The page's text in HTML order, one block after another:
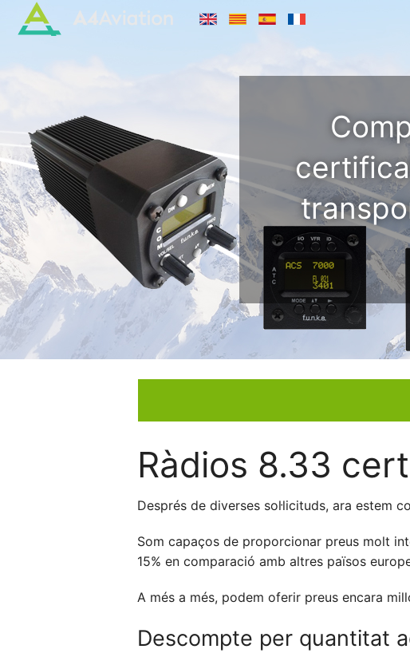
Ràdios 8.33
Després de diverses sol·licituds, ara estem
Som capaços de proporcionar preus molt
15% en comparació amb altres països
A més a més, podem oferir preus encara
Descompte per quantitat